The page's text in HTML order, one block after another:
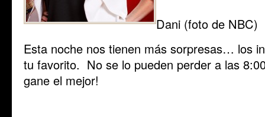
Dani (foto de NBC)
Esta noche nos tienen más sorpresas… los
tu favorito. No se lo pueden perder a las
gane el mejor!